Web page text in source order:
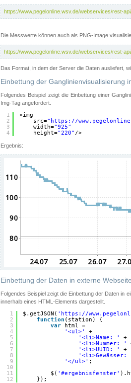
https://www.pegelonline.wsv.de/webservices/rest-
Die Messwerte können auch als PNG-Image
https://www.pegelonline.wsv.de/webservices/rest-
Das Format, in dem der Server die Daten ausliefert,
Einbettung der Ganglinienvisualisierung
Folgendes Beispiel zeigt die Einbettung einer
Img-Tag angefordert.
1
2
3
4
<img
src=" https://
width="925"
height="220" />
Ergebnis:
Einbettung der Daten in externe
Folgendes Beispiel zeigt die Einbettung der Daten in
innerhalb eines HTML-Elements dargestellt.
1
2
3
4
5
6
7
8
9
10
11
12
$.getJSON( ' https://
function (station) {
var
html =
'<ul>'
+
'<li>Name: '
+
'<li>Nummer: '
'<li>UUID: '
+
'<li>Gewässer:
'</ul>' ;
$( '#ergebnisfenster'
});